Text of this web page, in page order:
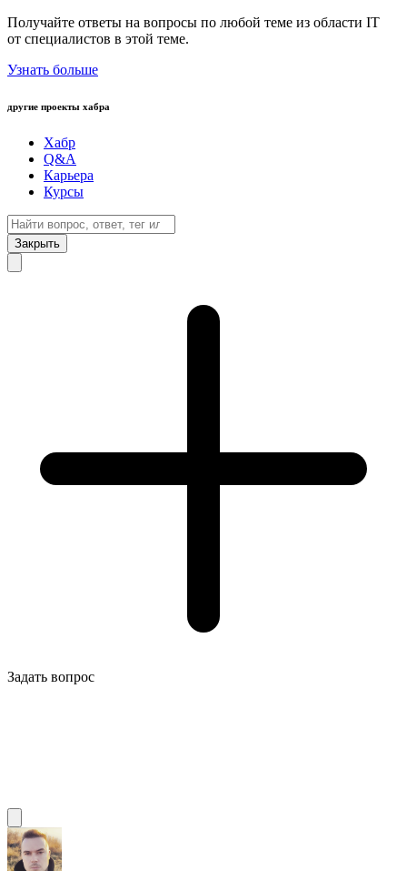
Получайте ответы на вопросы по любой теме из области IT
от специалистов в этой теме.
Узнать больше
другие проекты хабра
Хабр
Q&A
Карьера
Курсы
Закрыть
Задать вопрос